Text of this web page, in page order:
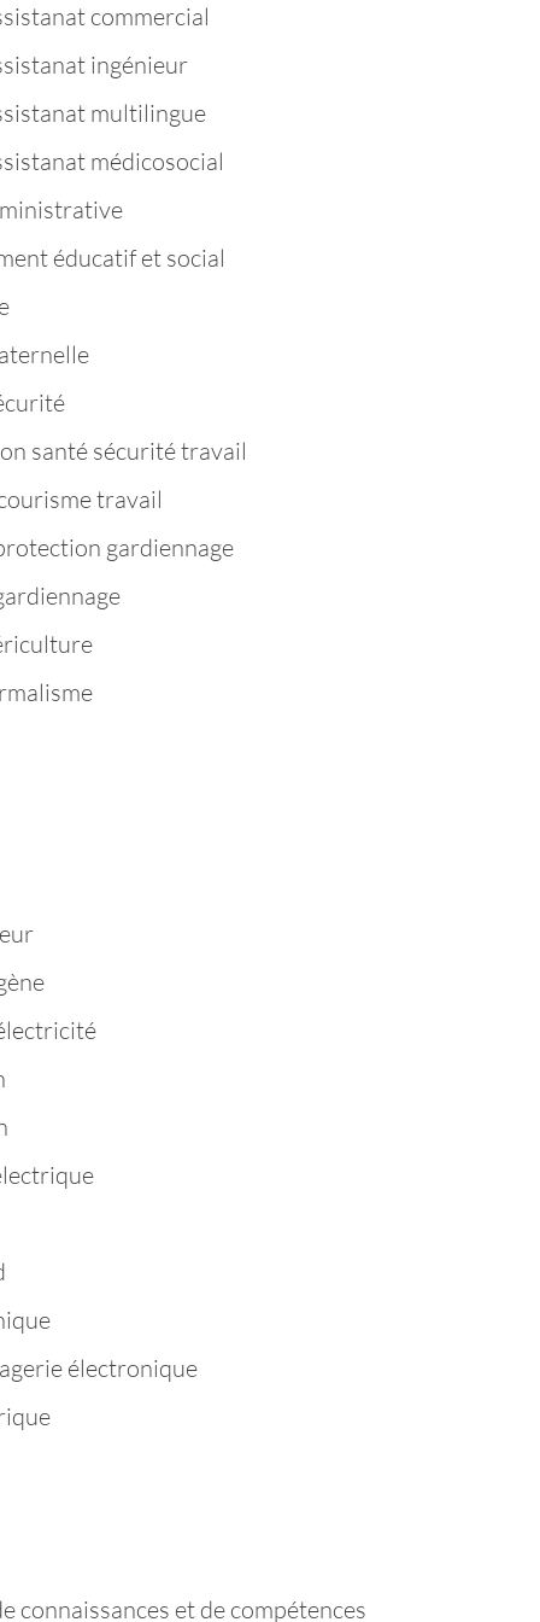
commercial
ingénieur
multilingue
médicosocial
éducatif et social
santé sécurité travail
travail
gardiennage
électronique
connaissances et de compétences